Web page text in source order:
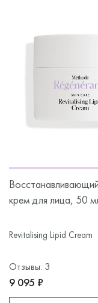
крем для лица, 50
Revitalising Lipid Cream
Отзывы: 3
9 095 ₽